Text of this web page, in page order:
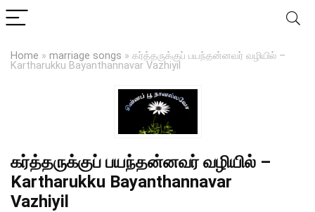
Home » marriage songs » கர்த்தருக்குப் பயந்தன்னவர் வழியில் –
Kartharukku Bayanthannavar Vazhiyil
கர்த்தருக்குப் பயந்தன்னவர் வழியில் –
Kartharukku Bayanthannavar
Vazhiyil